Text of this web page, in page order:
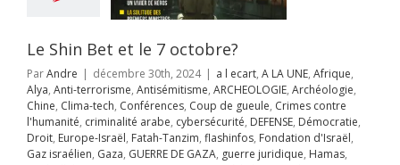
Artificielle Iran
JUDAISME
Justice
Kurdistan
Adom Maroc
News1 Offres
Le Shin Bet et le 7 octobre?
ParAndre | décembre 30th, 2024 | a l ecart, A LA UNE, Afrique,
Alya, Anti-terrorisme, Antisémitisme, ARCHEOLOGIE, Archéologie,
Chine, Clima-tech, Conférences, Coup de gueule, Crimes contre
l'humanité, criminalité arabe, cybersécurité, DEFENSE, Démocratie,
Droit, Europe-Israël, Fatah-Tanzim, flashinfos, Fondation d'Israël,
Gaz israélien, Gaza, GUERRE DE GAZA, guerre juridique, Hamas,
« Flèche du
» : Tsahal